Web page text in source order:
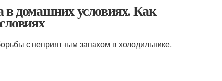
в домашних условиях. Как
с неприятным запахом в холодильнике.